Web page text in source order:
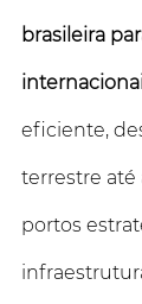
brasileira
eficiente,
terrestre até
portos